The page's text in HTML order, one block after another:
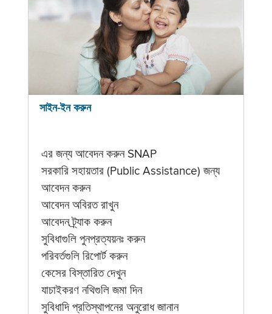
সাইন-ইন করুন
এর জন্য আবেদন করুন SNAP
সরকারি সহায়তার (Public Assistance) জন্য
আবেদন করুন
আবেদন অবিরত রাখুন
আবেদন ট্র্যাক করুন
সুবিধাগুলি পুনপ্রত্যয়নঃ করুন
পরিবর্তগুলি রিপোর্ট করুন
কেসের বিস্তারিত দেখুন
যাচাইকরণ নথিগুলি জমা দিন
সুবিধাদি প্রতিস্থাপনের অনুরোধ জানান